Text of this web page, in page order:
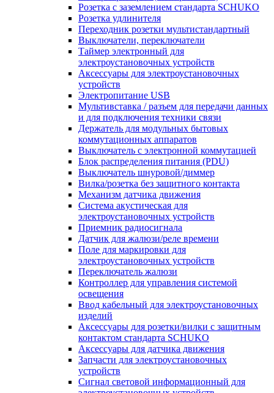
Розетка с заземлением стандарта SCHUKO
Розетка удлинителя
Переходник розетки мультистандартный
Выключатели, переключатели
Таймер электронный для
электроустановочных устройств
Аксессуары для электроустановочных
устройств
Электропитание USB
Мультивставка / разъем для передачи данных
и для подключения техники связи
Держатель для модульных бытовых
коммутационных аппаратов
Выключатель с электронной коммутацией
Блок распределения питания (PDU)
Выключатель шнуровой/диммер
Вилка/розетка без защитного контакта
Механизм датчика движения
Система акустическая для
электроустановочных устройств
Приемник радиосигнала
Датчик для жалюзи/реле времени
Поле для маркировки для
электроустановочных устройств
Переключатель жалюзи
Контроллер для управления системой
освещения
Ввод кабельный для электроустановочных
изделий
Аксессуары для розетки/вилки с защитным
контактом стандарта SCHUKO
Аксессуары для датчика движения
Запчасти для электроустановочных
устройств
Сигнал световой информационный для